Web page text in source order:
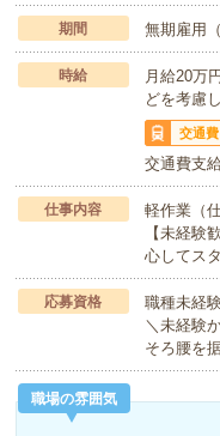
期間 無期雇用
時給
月給20万
どを考慮
交通費
交通費支
仕事内容
軽作業（
【未経験
心してス
応募資格
職種未経
＼未経験
そろ腰を
職場の雰囲気